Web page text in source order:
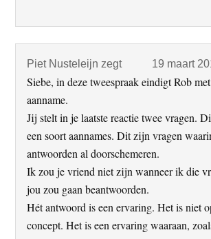
Piet Nusteleijn zegt 19 maart
Siebe, in deze tweespraak eindigt Rob
aanname.
Jij stelt in je laatste reactie twee vragen.
een soort aannames. Dit zijn vragen
antwoorden al doorschemeren.
Ik zou je vriend niet zijn wanneer ik die
jou zou gaan beantwoorden.
Hét antwoord is een ervaring. Het is niet
concept. Het is een ervaring waaraan,